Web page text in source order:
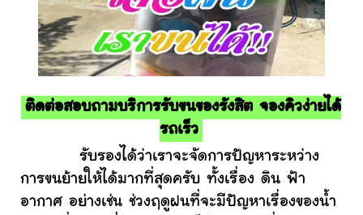
ติดต่อสอบถามบริการรับขนของรังสิต จองคิวง่ายได้
รถเร็ว
รับรองได้ว่าเราจะจัดการปัญหาระหว่าง
การขนย้ายให้ได้มากที่สุดครับ ทั้งเรื่อง ดิน ฟ้า
อากาศ อย่างเช่น ช่วงฤดูฝนที่จะมีปัญหาเรื่องของน้ำ